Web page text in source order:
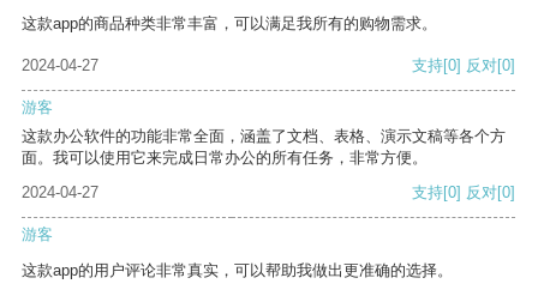
这款app的商品种类非常丰富，可以满足我所有的购物需求。
2024-04-27 支持[0] 反对[0]
游客
这款办公软件的功能非常全面，涵盖了文档、表格、演示文稿等各个方
面。我可以使用它来完成日常办公的所有任务，非常方便。
2024-04-27
支持[0] 反对[0]
游客
这款app的用户评论非常真实，可以帮助我做出更准确的选择。